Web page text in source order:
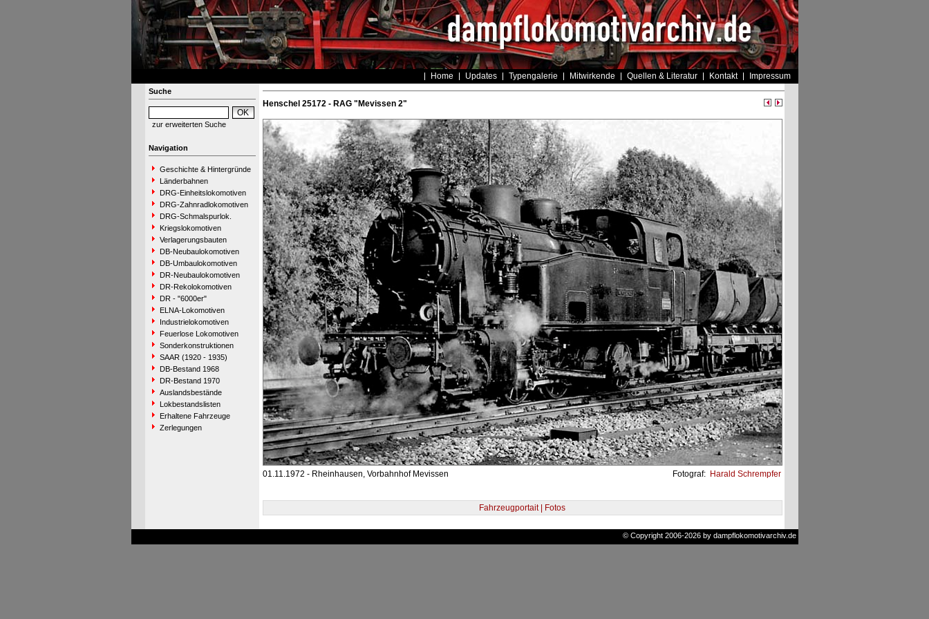
Home Updates Typengalerie Mitwirkende Quellen & Literatur Kontakt Impressum
Suche
zur erweiterten Suche
Navigation
Geschichte & Hintergründe
Länderbahnen
DRG-Einheitslokomotiven
DRG-Zahnradlokomotiven
DRG-Schmalspurlok.
Kriegslokomotiven
Verlagerungsbauten
DB-Neubaulokomotiven
DB-Umbaulokomotiven
DR-Neubaulokomotiven
DR-Rekolokomotiven
DR - "6000er"
ELNA-Lokomotiven
Industrielokomotiven
Feuerlose Lokomotiven
Sonderkonstruktionen
SAAR (1920 - 1935)
DB-Bestand 1968
DR-Bestand 1970
Auslandsbestände
Lokbestandslisten
Erhaltene Fahrzeuge
Zerlegungen
Henschel 25172 - RAG "Mevissen 2"
01.11.1972 - Rheinhausen, Vorbahnhof Mevissen Fotograf: Harald Schrempfer
Fahrzeugportait | Fotos
© Copyright 2006-2026 by dampflokomotivarchiv.de